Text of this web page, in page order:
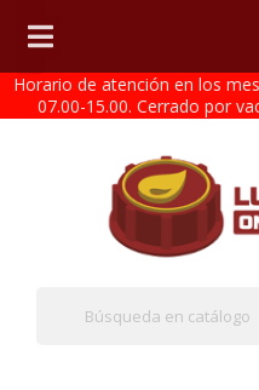
Horario de atención en los
07.00-15.00. Cerrado por